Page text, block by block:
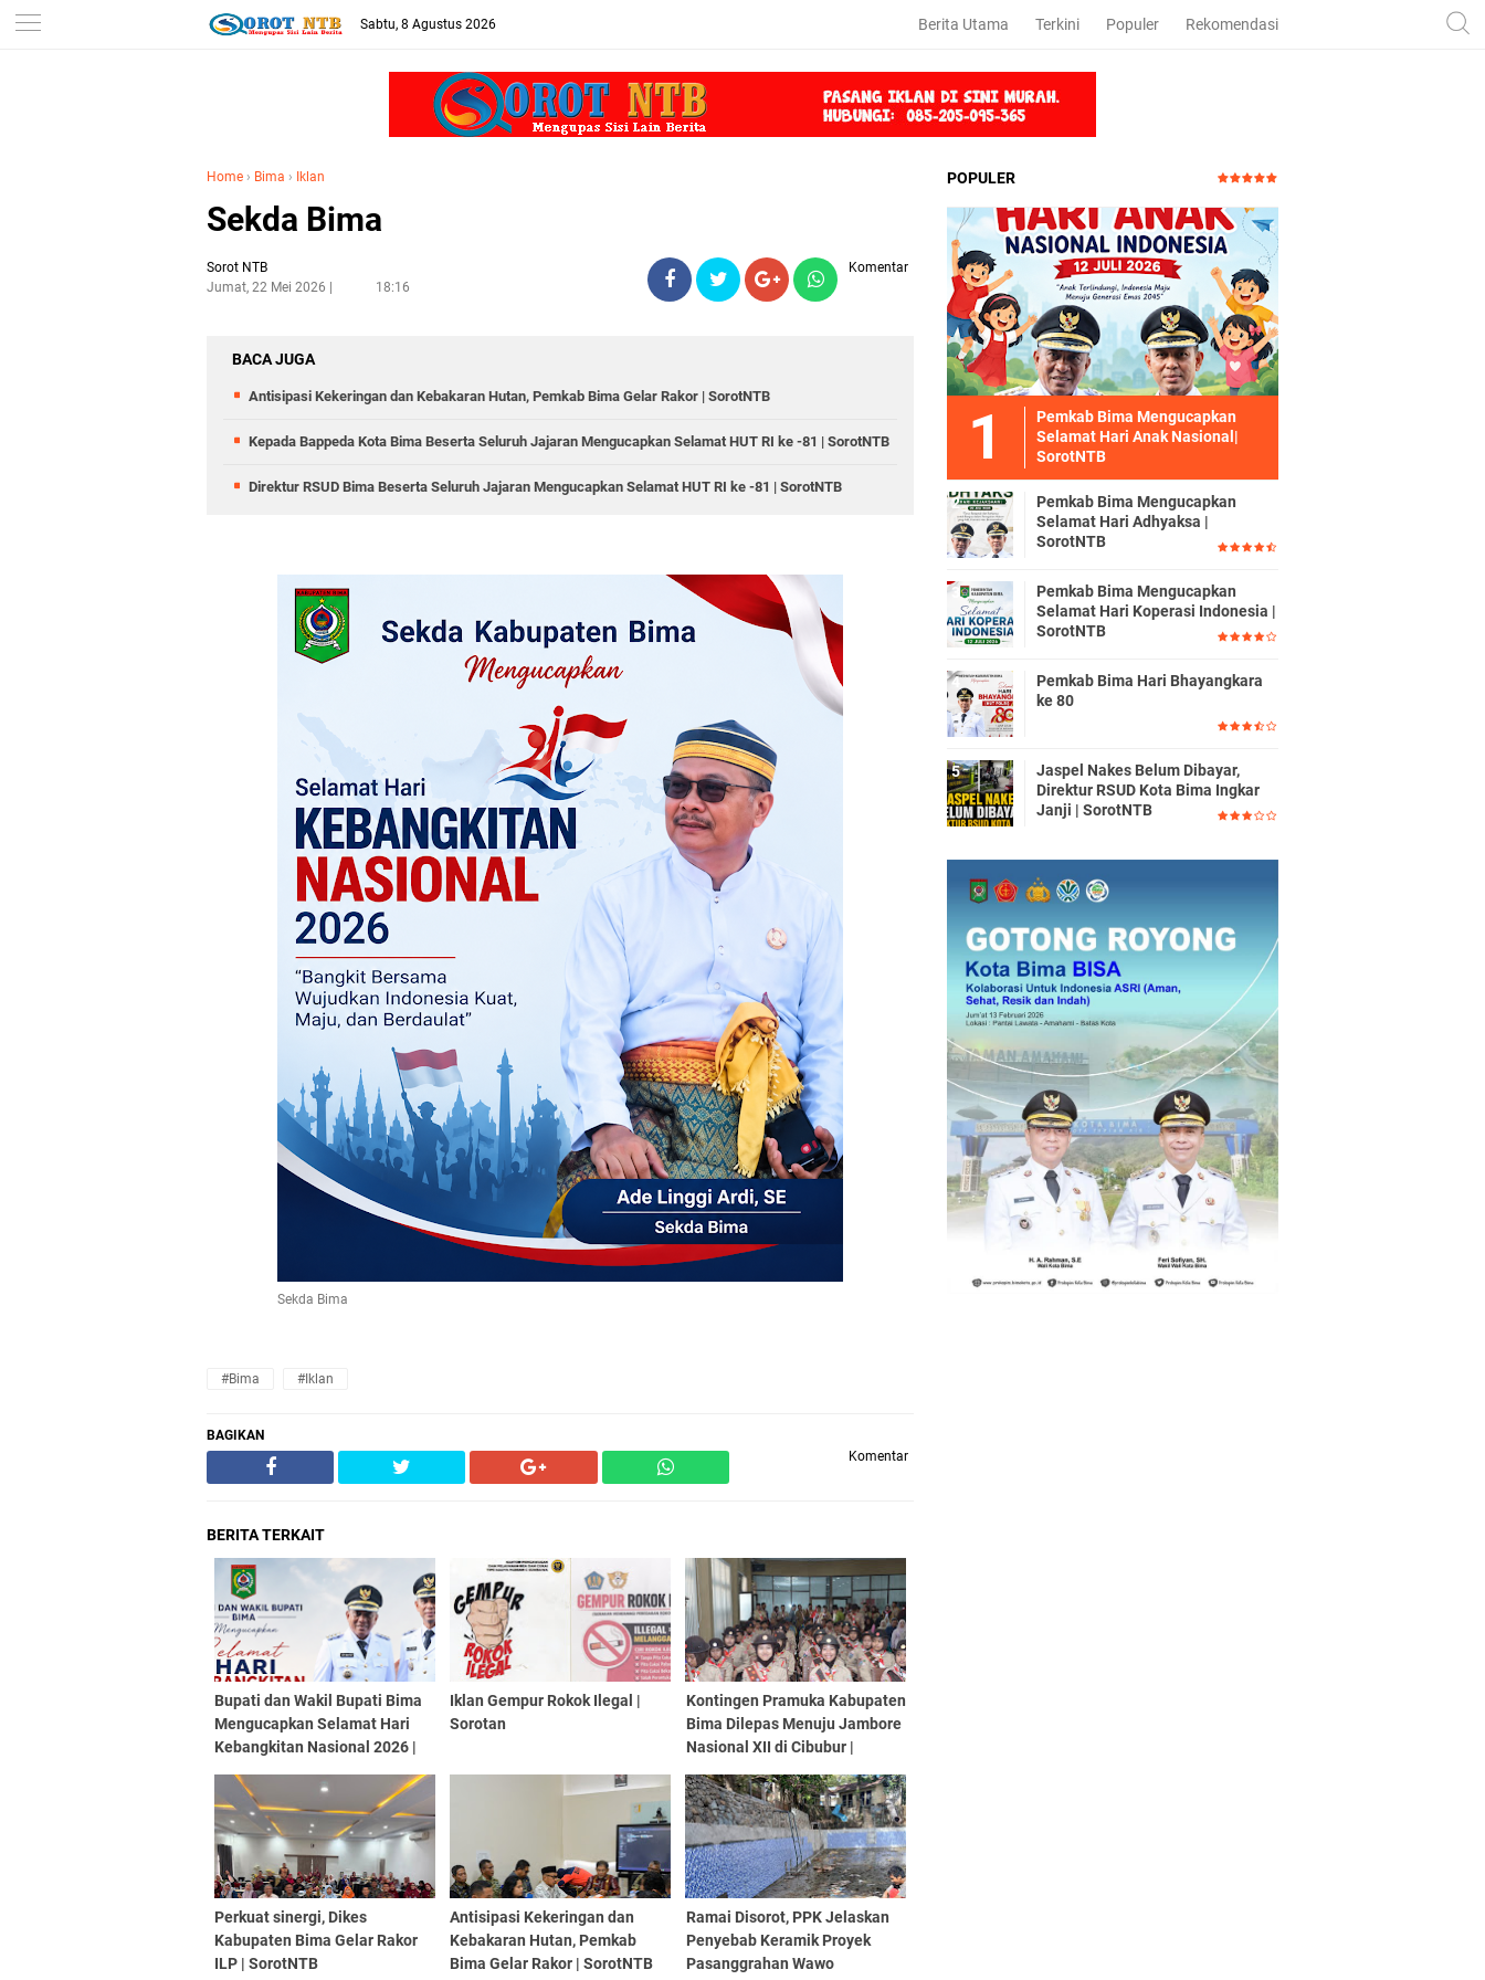
Sabtu, 8 Agustus 2026 Berita Utama Terkini Populer Rekomendasi
Home › Bima › Iklan
Sekda Bima
Sorot NTB
Jumat, 22 Mei 2026
18:16
Komentar
BACA JUGA
Antisipasi Kekeringan dan Kebakaran Hutan, Pemkab Bima Gelar Rakor | SorotNTB
Kepada Bappeda Kota Bima Beserta Seluruh Jajaran Mengucapkan Selamat HUT RI ke -81 | SorotNTB
Direktur RSUD Bima Beserta Seluruh Jajaran Mengucapkan Selamat HUT RI ke -81 | SorotNTB
Sekda Bima
#Bima #Iklan
BAGIKAN
Komentar
BERITA TERKAIT
Bupati dan Wakil Bupati Bima
Mengucapkan Selamat Hari
Kebangkitan Nasional 2026 |
Iklan Gempur Rokok Ilegal |
Sorotan
Kontingen Pramuka Kabupaten
Bima Dilepas Menuju Jambore
Nasional XII di Cibubur |
Perkuat sinergi, Dikes
Kabupaten Bima Gelar Rakor
ILP | SorotNTB
Antisipasi Kekeringan dan
Kebakaran Hutan, Pemkab
Bima Gelar Rakor | SorotNTB
Ramai Disorot, PPK Jelaskan
Penyebab Keramik Proyek
Pasanggrahan Wawo
POPULER
Pemkab Bima Mengucapkan
Selamat Hari Anak Nasional|
SorotNTB
Pemkab Bima Mengucapkan
Selamat Hari Adhyaksa |
SorotNTB
Pemkab Bima Mengucapkan
Selamat Hari Koperasi Indonesia |
SorotNTB
Pemkab Bima Hari Bhayangkara
ke 80
Jaspel Nakes Belum Dibayar,
Direktur RSUD Kota Bima Ingkar
Janji | SorotNTB